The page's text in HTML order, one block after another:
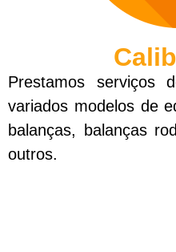
Prestamos serviços
variados modelos de
balanças, balanças
outros.